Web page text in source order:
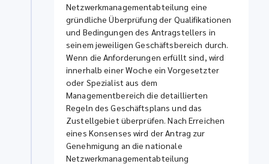
Netzwerkmanagementabteilung eine
gründliche Überprüfung der Qualifikationen
und Bedingungen des Antragstellers in
seinem jeweiligen Geschäftsbereich durch.
Wenn die Anforderungen erfüllt sind, wird
innerhalb einer Woche ein Vorgesetzter
oder Spezialist aus dem
Managementbereich die detaillierten
Regeln des Geschäftsplans und das
Zustellgebiet überprüfen. Nach Erreichen
eines Konsenses wird der Antrag zur
Genehmigung an die nationale
Netzwerkmanagementabteilung